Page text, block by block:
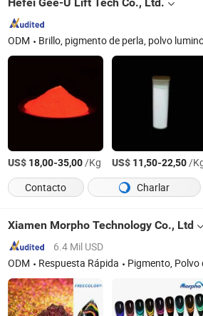
ODM Brillo, pigmento de perla, polvo luminoso, pigmento fotoquímico termocrómico, pigmento reflectante, pigmento orgánico, pigmento camaleónico,
US$ 18,00-35,00/Kg US$ 11,50-22,50/
Contacto
Charlar
Xiamen Morpho Technology Co., Ltd
6.4 Mil USD
ODM
Respuesta Rápida Pigmento, Polvo de Brillo, Polvo Metálico, Pigmento Inorgánico, Pigmento Perla, Pigmento Camaleón, Pigmento